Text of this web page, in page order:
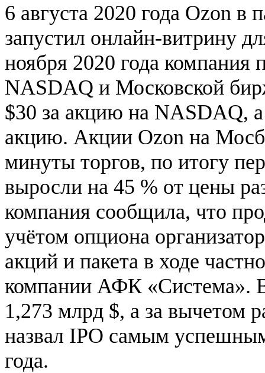
6 августа 2020 года Ozon в
запустил онлайн-витрину
ноября 2020 года компания
NASDAQ и Московской
$30 за акцию на NASDAQ,
акцию. Акции Ozon на
минуты торгов, по итогу
выросли на 45 % от цены
компания сообщила, что
учётом опциона
акций и пакета в ходе
компании АФК «Система». В
1,273 млрд $, а за вычетом
назвал IPO самым
года.